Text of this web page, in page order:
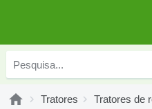
Tratores Tratores de